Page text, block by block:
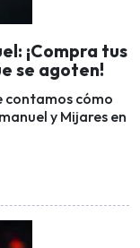
¡Compra tus
se agoten!
contamos cómo
y Mijares en